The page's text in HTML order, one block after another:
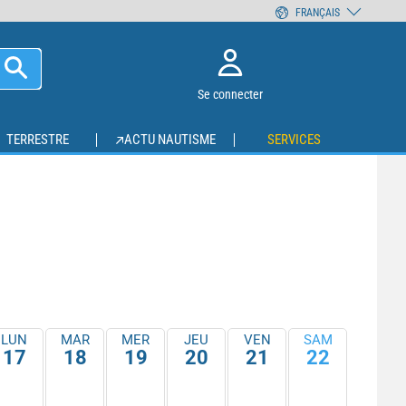
Se connecter
TERRESTRE ACTU NAUTISME SERVICES
LUN
17
MAR
18
MER
19
JEU
20
VEN
21
SAM
22
FRANÇAIS